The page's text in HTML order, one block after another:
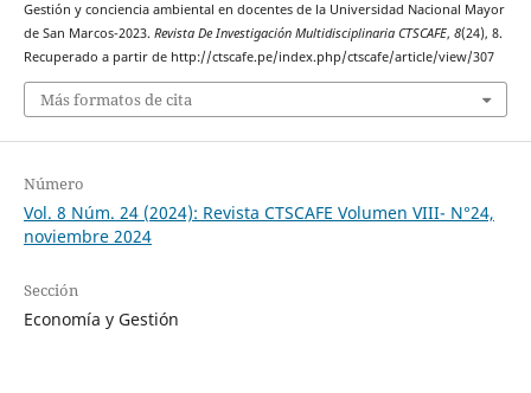
Gestión y conciencia ambiental en docentes de la Universidad Nacional Mayor
de San Marcos-2023. Revista De Investigación Multidisciplinaria CTSCAFE, 8(24), 8.
Recuperado a partir de http://ctscafe.pe/index.php/ctscafe/article/view/307
Más formatos de cita
Número
Vol. 8 Núm. 24 (2024): Revista CTSCAFE Volumen VIII- N°24,
noviembre 2024
Sección
Economía y Gestión